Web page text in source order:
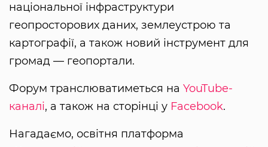
національної інфраструктури
геопросторових даних, землеустрою та
картографії, а також новий інструмент для
громад — геопортали.
Форум транслюватиметься на YouTube-
каналі, а також на сторінці у Facebook.
Нагадаємо, освітня платформа